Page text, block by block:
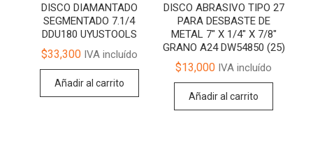
DISCO DIAMANTADO
SEGMENTADO 7.1/4
DDU180 UYUSTOOLS
$33,300IVA incluído
Añadir al carrito
DISCO ABRASIVO TIPO 27
PARA DESBASTE DE
METAL 7″ X 1/4″ X 7/8″
GRANO A24 DW54850 (25)
$13,000 IVA incluído
Añadir al carrito